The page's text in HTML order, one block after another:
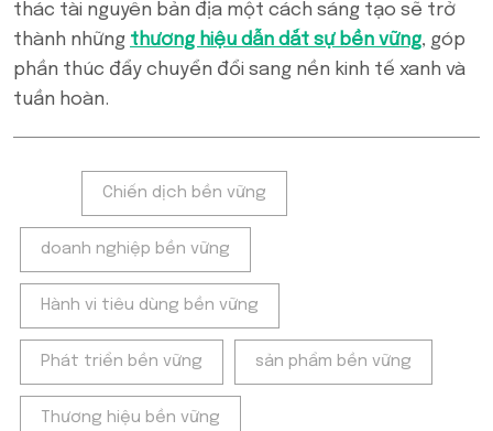
thác tài nguyên bản địa một cách sáng tạo sẽ trở
thành những thương hiệu dẫn dắt sự bền vững, góp
phần thúc đẩy chuyển đổi sang nền kinh tế xanh và
tuần hoàn.
Chiến dịch bền vững
doanh nghiệp bền vững
Hành vi tiêu dùng bền vững
Phát triển bền vững sản phẩm bền vững
Thương hiệu bền vững